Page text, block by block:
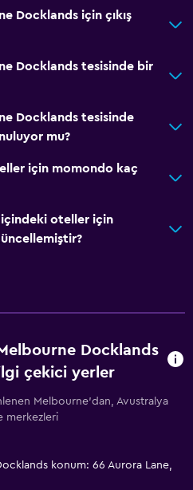
Docklands için çıkış
Docklands tesisinde bir
Docklands tesisinde
mu?
için momondo kaç
oteller için
Docklands
çekici yerler
Melbourne'dan, Avustralya
merkezleri
konum: 66 Aurora Lane,